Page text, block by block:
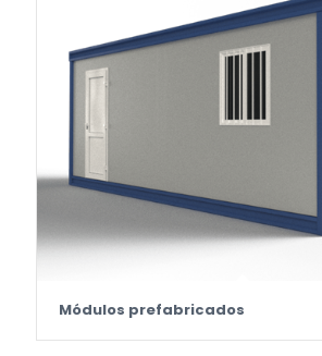
Módulos prefabricados